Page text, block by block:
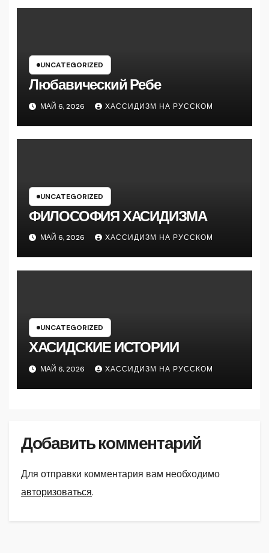
UNCATEGORIZED
Любавический Ребе
МАЙ 6, 2026 ХАССИДИЗМ НА РУССКОМ
UNCATEGORIZED
ФИЛОСОФИЯ ХАСИДИЗМА
МАЙ 6, 2026 ХАССИДИЗМ НА РУССКОМ
UNCATEGORIZED
ХАСИДСКИЕ ИСТОРИИ
МАЙ 6, 2026 ХАССИДИЗМ НА РУССКОМ
Добавить комментарий
Для отправки комментария вам необходимо
авторизоваться.